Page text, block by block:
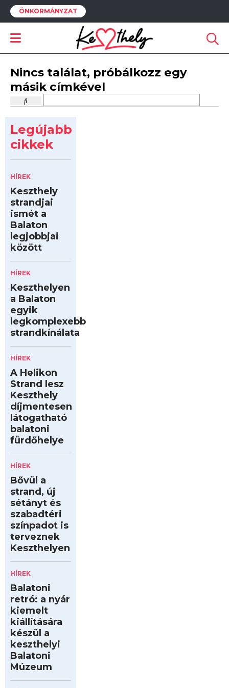
ÖNKORMÁNYZAT
Nincs találat, próbálkozz egy
másik címkével
Legújabb
cikkek
HÍREK
Keszthely
strandjai
ismét a
Balaton
legjobbjai
között
HÍREK
Keszthelyen
a Balaton
egyik
legkomplexebb
strandkínálata
HÍREK
A Helikon
Strand lesz
Keszthely
díjmentesen
látogatható
balatoni
fürdőhelye
HÍREK
Bővül a
strand, új
sétányt és
szabadtéri
színpadot is
terveznek
Keszthelyen
HÍREK
Balatoni
retró: a nyár
kiemelt
kiállítására
készül a
keszthelyi
Balatoni
Múzeum